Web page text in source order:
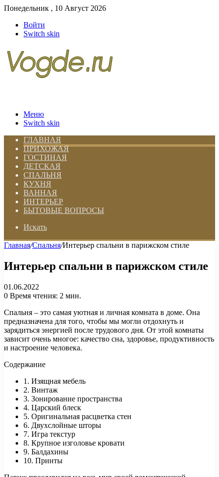
Понедельник , 10 Август 2026
Войти
Switch skin
Меню
Switch skin
ГЛАВНАЯ
ПРИХОЖАЯ
ГОСТИНАЯ
ДЕТСКАЯ
СПАЛЬНЯ
КУХНЯ
ВАННАЯ
ИНТЕРЬЕР
БЫТОВЫЕ ВОПРОСЫ
Искать
Главная/Спальня/Интерьер спальни в парижском стиле
Интерьер спальни в парижском стиле
01.06.2022
0 Время чтения: 2 мин.
Спальня – это самая уютная и личная комната в доме. Она
предназначена для того, чтобы мы могли отдохнуть и
зарядиться энергией после трудового дня. От этой комнаты
зависит очень многое: качество сна, здоровье, продуктивность
и настроение человека.
Содержание
1. Изящная мебель
2. Винтаж
3. Зонирование пространства
4. Царский блеск
5. Оригинальная расцветка стен
6. Двухслойные шторы
7. Игра текстур
8. Крупное изголовье кровати
9. Балдахины
10. Принты